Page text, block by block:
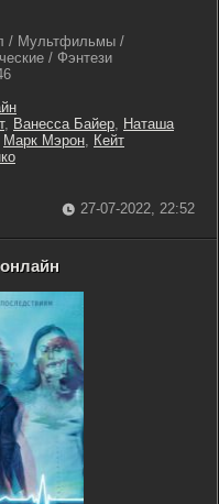
/ Мультфильмы /
/ Фэнтези
, Ванесса Байер, Наташа
Марк Мэрон, Кейт
27-07-2022, 22:52